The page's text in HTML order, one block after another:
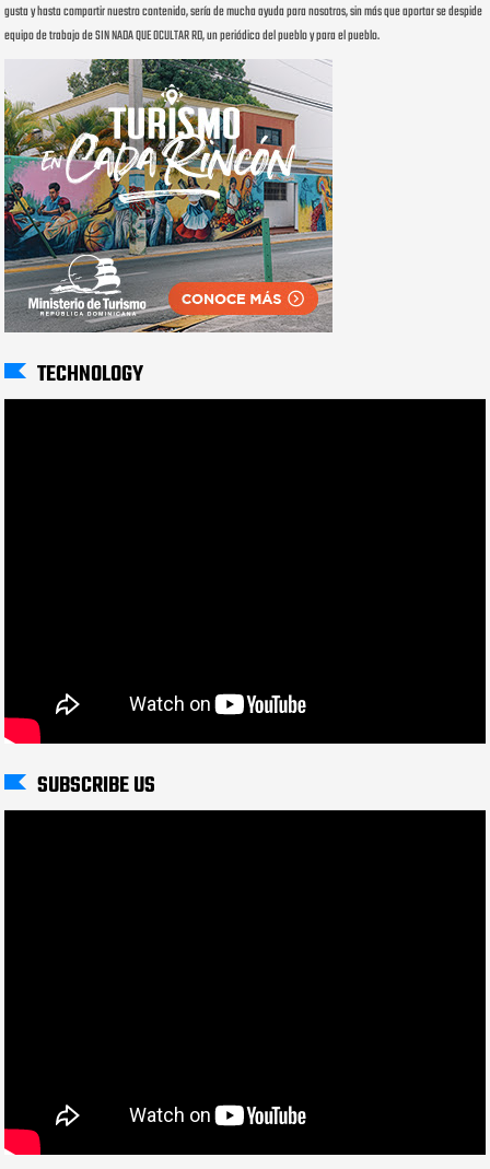
gusta y hasta compartir nuestro contenido, sería de mucha ayuda para nosotros, sin más que aportar se despide
equipo de trabajo de SIN NADA QUE OCULTAR RD, un periódico del pueblo y para el pueblo.
TECHNOLOGY
SUBSCRIBE US